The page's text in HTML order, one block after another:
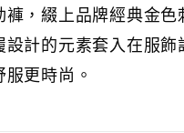
，綴上品牌經典金色
計的元素套入在服飾
更時尚。